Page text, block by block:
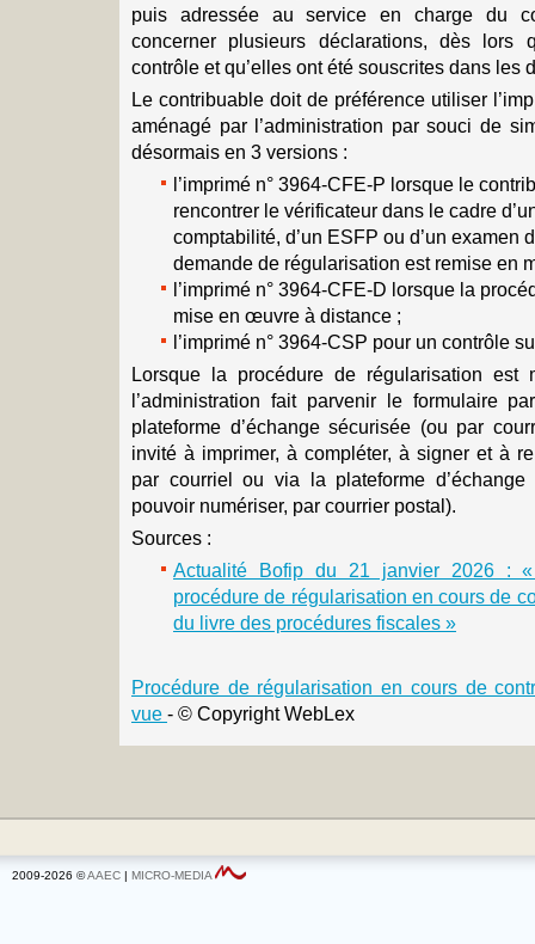
puis adressée au service en charge du
concerner plusieurs déclarations, dès lors
contrôle et qu’elles ont été souscrites dans les
Le contribuable doit de préférence utiliser
aménagé par l’administration par souci de
désormais en 3 versions :
l’imprimé n° 3964-CFE-P lorsque le
rencontrer le vérificateur dans le cadre
comptabilité, d’un ESFP ou d’un examen
demande de régularisation est remise en
l’imprimé n° 3964-CFE-D lorsque la
mise en œuvre à distance ;
l’imprimé n° 3964-CSP pour un contrôle
Lorsque la procédure de régularisation
l’administration fait parvenir le formulaire
plateforme d’échange sécurisée (ou par
invité à imprimer, à compléter, à signer et à
par courriel ou via la plateforme
pouvoir numériser, par courrier postal).
Sources :
Actualité Bofip du 21 janvier 2026 :
procédure de régularisation en cours de
du livre des procédures fiscales »
Procédure de régularisation en cours de
vue - © Copyright WebLex
2009-2026 ©AAEC | MICRO-MEDIA